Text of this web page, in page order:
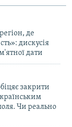
де
дискусія
дати
закрити
Чи реально